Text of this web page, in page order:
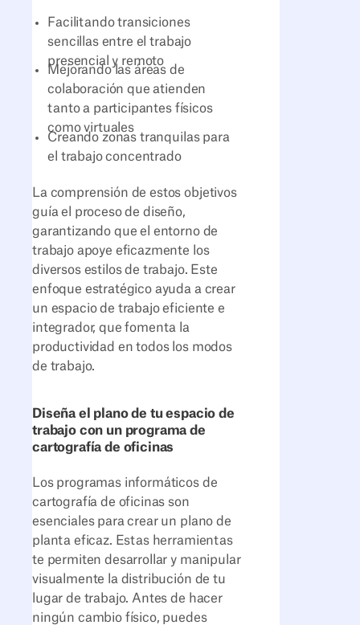
Facilitando transiciones
sencillas entre el trabajo
presencial y remoto
Mejorando las áreas de
colaboración que atienden
tanto a participantes físicos
como virtuales
Creando zonas tranquilas para
el trabajo concentrado
La comprensión de estos objetivos
guía el proceso de diseño,
garantizando que el entorno de
trabajo apoye eficazmente los
diversos estilos de trabajo. Este
enfoque estratégico ayuda a crear
un espacio de trabajo eficiente e
integrador, que fomenta la
productividad en todos los modos
de trabajo.
Diseña el plano de tu espacio de
trabajo con un programa de
cartografía de oficinas
Los programas informáticos de
cartografía de oficinas son
esenciales para crear un plano de
planta eficaz. Estas herramientas
te permiten desarrollar y manipular
visualmente la distribución de tu
lugar de trabajo. Antes de hacer
ningún cambio físico, puedes